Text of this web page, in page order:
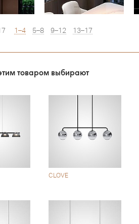
1–4 5–8 9–12 13–17
товаром выбирают
CLOVE